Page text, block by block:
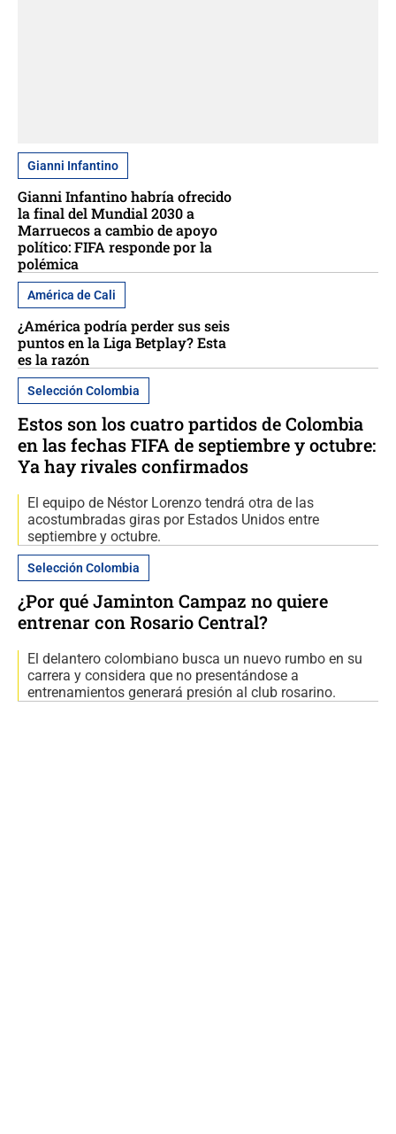
Gianni Infantino
Gianni Infantino habría ofrecido
la final del Mundial 2030 a
Marruecos a cambio de apoyo
político: FIFA responde por la
polémica
América de Cali
¿América podría perder sus seis
puntos en la Liga Betplay? Esta
es la razón
Selección Colombia
Estos son los cuatro partidos de Colombia
en las fechas FIFA de septiembre y octubre:
Ya hay rivales confirmados
El equipo de Néstor Lorenzo tendrá otra de las
acostumbradas giras por Estados Unidos entre
septiembre y octubre.
Selección Colombia
¿Por qué Jaminton Campaz no quiere
entrenar con Rosario Central?
El delantero colombiano busca un nuevo rumbo en su
carrera y considera que no presentándose a
entrenamientos generará presión al club rosarino.